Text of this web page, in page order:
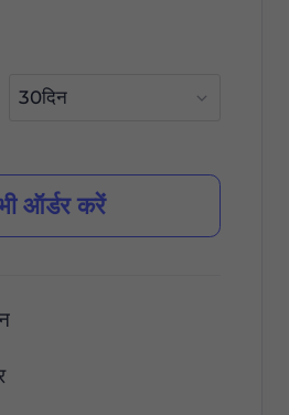
ऑर्डर करें